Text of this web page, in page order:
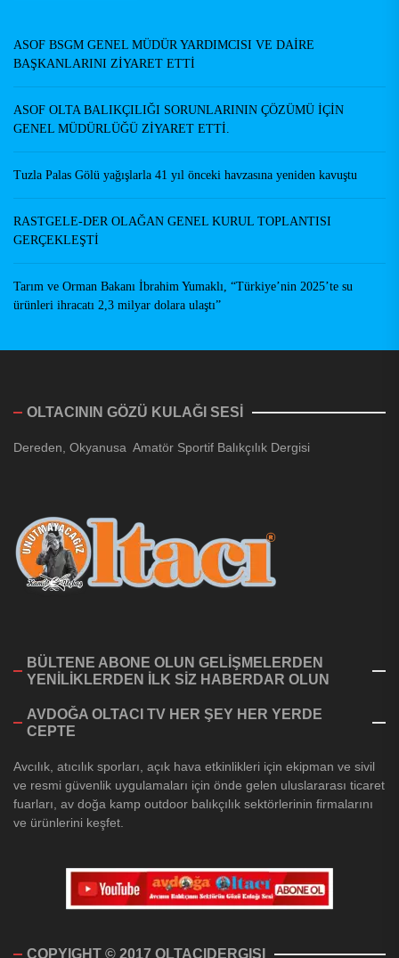
ASOF BSGM GENEL MÜDÜR YARDIMCISI VE DAİRE
BAŞKANLARINI ZİYARET ETTİ
ASOF OLTA BALIKÇILIĞI SORUNLARININ ÇÖZÜMÜ İÇİN
GENEL MÜDÜRLÜĞÜ ZİYARET ETTİ.
Tuzla Palas Gölü yağışlarla 41 yıl önceki havzasına yeniden kavuştu
RASTGELE-DER OLAĞAN GENEL KURUL TOPLANTISI
GERÇEKLEŞTİ
Tarım ve Orman Bakanı İbrahim Yumaklı, “Türkiye’nin 2025’te su
ürünleri ihracatı 2,3 milyar dolara ulaştı”
OLTACININ GÖZÜ KULAĞI SESİ
Dereden, Okyanusa Amatör Sportif Balıkçılık Dergisi
BÜLTENE ABONE OLUN GELİŞMELERDEN
YENİLİKLERDEN İLK SİZ HABERDAR OLUN
AVDOĞA OLTACI TV HER ŞEY HER YERDE
CEPTE
Avcılık, atıcılık sporları, açık hava etkinlikleri için ekipman ve sivil
ve resmi güvenlik uygulamaları için önde gelen uluslararası ticaret
fuarları, av doğa kamp outdoor balıkçılık sektörlerinin firmalarını
ve ürünlerini keşfet.
COPYIGHT © 2017 OLTACIDERGISI